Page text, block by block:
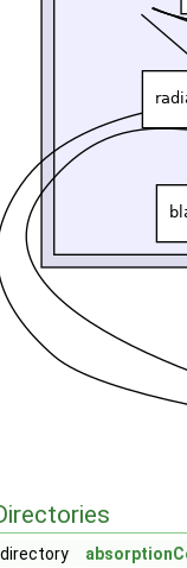
directory